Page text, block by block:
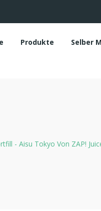
Produkte
Selber
- Aisu Tokyo Von ZAP!